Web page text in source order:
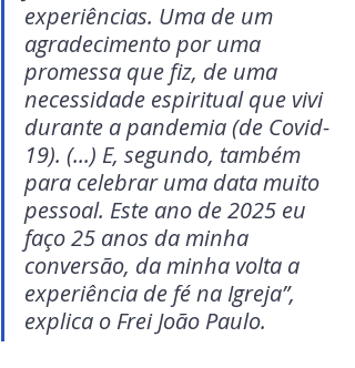
experiências. Uma de um
agradecimento por uma
promessa que fiz, de uma
necessidade espiritual que vivi
durante a pandemia (de Covid-
19). (...) E, segundo, também
para celebrar uma data muito
pessoal. Este ano de 2025 eu
faço 25 anos da minha
conversão, da minha volta a
experiência de fé na Igreja”,
explica o Frei João Paulo.